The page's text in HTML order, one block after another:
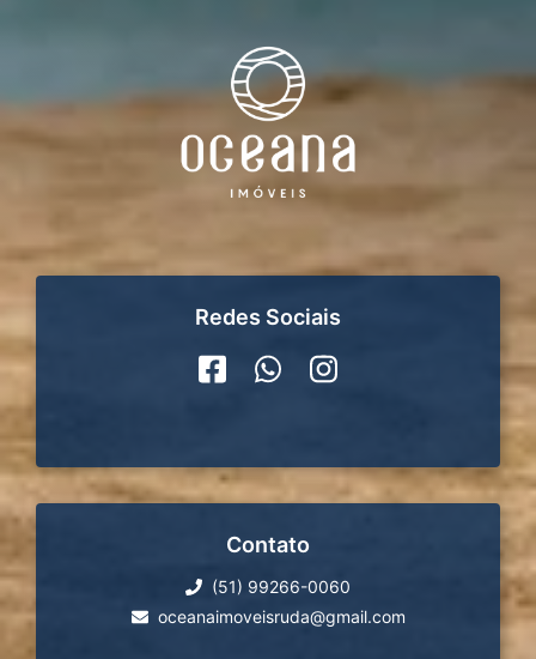
Redes Sociais
Contato
(51) 99266-0060
oceanaimoveisruda@gmail.com